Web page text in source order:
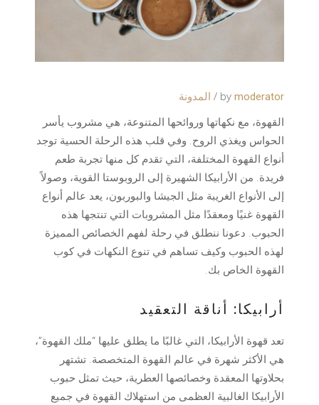
by moderator
المدونة
القهوة، مع نكهاتها وروائحها المتنوعة، هي مشروب يأسر
الحواس ويغذي الروح. وفي قلب هذه الرحلة الحسية توجد
أنواع القهوة المختلفة، التي تقدم كل منها تجربة طعم
فريدة. من الأرابيكا الشهيرة إلى الروبوستا القوية، وصولاً
إلى الأنواع الغريبة مثل الجيشا والبوربون، يعد عالم أنواع
القهوة غنيًا ومعقدًا مثل المشروبات التي تنتجها هذه
الحبوب. دعونا ننطلق في رحلة لفهم الخصائص المميزة
لهذه الحبوب وكيف تساهم في تنوع النكهات في كوب
القهوة الخاص بك.
أرابيكا: أناقة التعقيد
تعد قهوة الأرابيكا، التي غالبًا ما يطلق عليها “ملك القهوة”،
هي الأكثر شهرة في عالم القهوة المتخصصة. تشتهر
بحلاوتها المعقدة وخصائصها العطرية، حيث تمثل حبوب
الأرابيكا الغالبية العظمى من استهلاك القهوة في جميع